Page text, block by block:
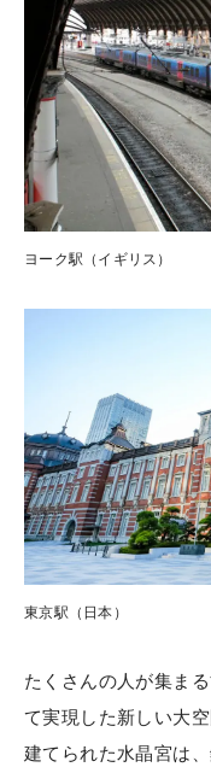
ヨーク駅（イギリス）
東京駅（日本）
たくさんの人が集ま
て実現した新しい大
建てられた水晶宮は